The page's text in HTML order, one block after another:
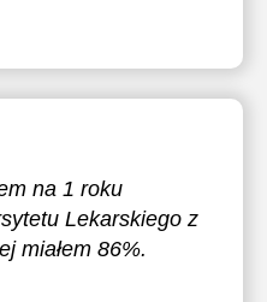
na 1 roku
Lekarskiego z
miałem 86%.